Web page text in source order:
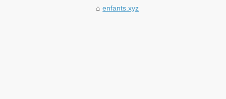
enfants.xyz